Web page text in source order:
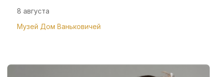
8 августа
Музей Дом Ваньковичей